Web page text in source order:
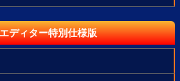
ディター特別仕様版